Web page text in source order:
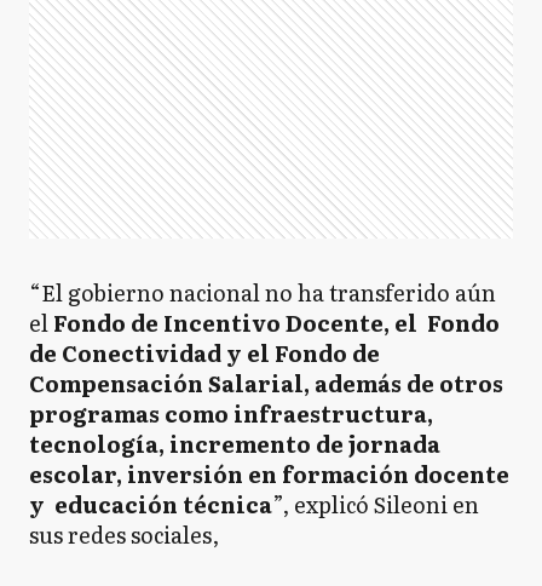
“El gobierno nacional no ha transferido aún
elFondo de Incentivo Docente, el Fondo
de Conectividad y el Fondo de
Compensación Salarial, además de otros
programas como infraestructura,
tecnología, incremento de jornada
escolar, inversión en formación docente
y educación técnica”, explicó Sileoni en
sus redes sociales,